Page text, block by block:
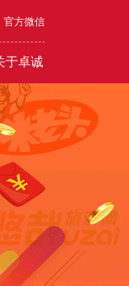
官方微信
/策划
录制
于卓诚
方式